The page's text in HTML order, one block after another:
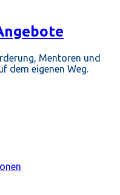
Mentoren und
dem eigenen Weg.